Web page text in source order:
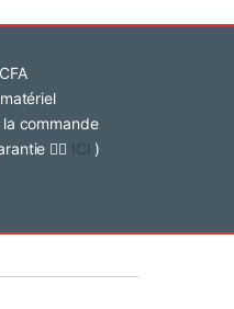
commande
👉🏽 ICI )